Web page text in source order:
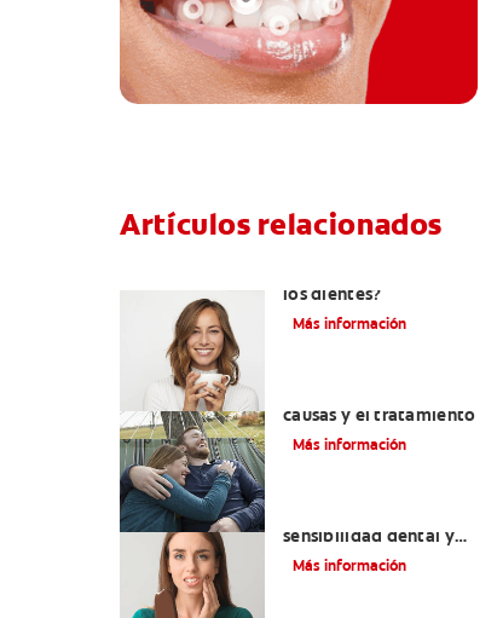
Artículos relacionados
los dientes?
Más información
causas y el tratamiento
Más información
sensibilidad dental y
cómo tratarla
Más información